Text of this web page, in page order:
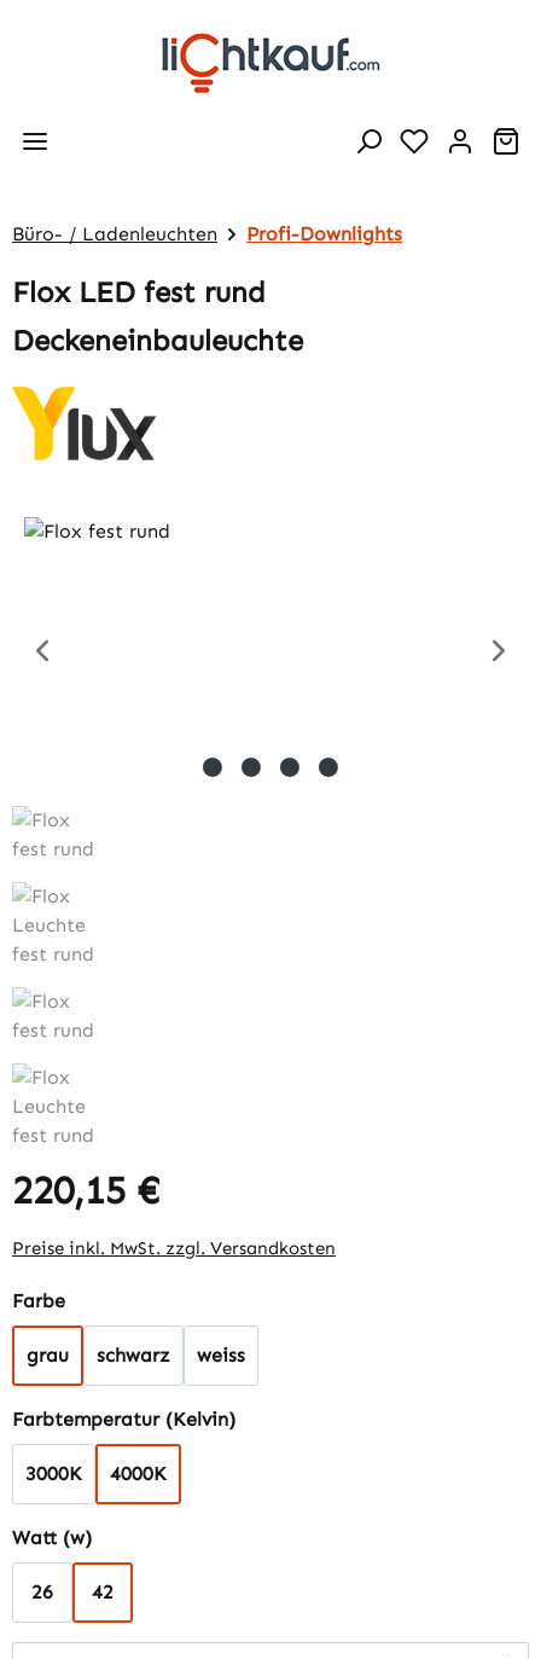
Zum Hauptinhalt springen
Büro- / Ladenleuchten Profi-Downlights
Flox LED fest rund
Deckeneinbauleuchte
Bildergalerie überspringen
Regulärer Preis:
220,15 €
Preise inkl. MwSt. zzgl. Versandkosten
Farbeauswählen
grau schwarz weiss
Farbtemperatur (Kelvin)auswählen
3000K 4000K
Watt (w)auswählen
26 42